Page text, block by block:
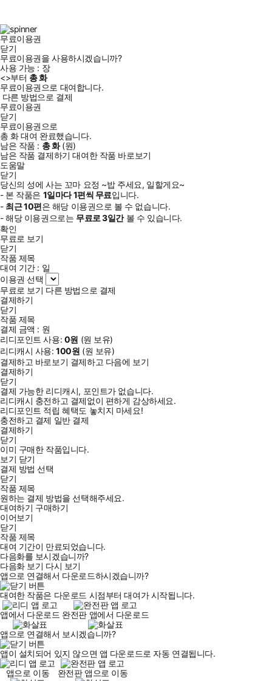
무료이용권
닫기
무료이용권을 사용하시겠습니까?
사용 가능 : 장
<>부터 총화
무료이용권으로 대여합니다.
다른 방법으로 결제
무료이용권
닫기
무료이용권으로
총 화대여 완료했습니다.
남은 작품 : 총화(원)
남은 작품 결제하기 대여한 작품 바로보기
도움말
닫기
당신의 성에 사는 꼬마 요정 ~밥 주세요, 일할게요~
- 본 작품은 1일마다1편씩 무료입니다.
- 최근10편은 해당 이용권으로 볼 수 없습니다.
- 해당 이용권으로는 무료로3일간볼 수 있습니다.
확인
무료로 보기
닫기
작품 제목
대여 기간 : 일
이용권 선택
무료로 보기 다른 방법으로 결제
결제하기
닫기
작품 제목
결제 금액 : 원
리디포인트 사용: 0원 (원 보유)
리디캐시 사용:100원 (원 보유)
결제하고 바로보기 결제하고 다음에 보기
결제하기
닫기
결제 가능한 리디캐시, 포인트가 없습니다.
리디캐시 충전하고 결제없이 편하게 감상하세요.
리디포인트 적립 혜택도 놓치지 마세요!
충전하고 결제 일반 결제
결제하기
닫기
이미 구매한 작품입니다.
보기 닫기
결제 방법 선택
닫기
작품 제목
원하는 결제 방법을 선택해주세요.
대여하기 구매하기
이어보기
닫기
작품 제목
대여 기간이 만료되었습니다.
다음화를 보시겠습니까?
다음화 보기 다시 보기
앱으로 연결해서 다운로드하시겠습니까?
대여한 작품은 다운로드 시점부터 대여가 시작됩니다.
앱에서 다운로드 완전판 앱에서 다운로드
앱으로 연결해서 보시겠습니까?
앱이 설치되어 있지 않으면 앱 다운로드로 자동 연결됩니다.
앱으로 이동
완전판 앱으로 이동